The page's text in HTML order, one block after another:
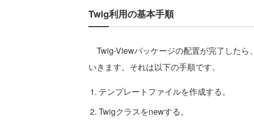
Twig利用の基本手順
Twig-Viewパッケージの配置が完了したら
いきます。それは以下の手順です。
テンプレートファイルを作成する。
Twigクラスをnewする。